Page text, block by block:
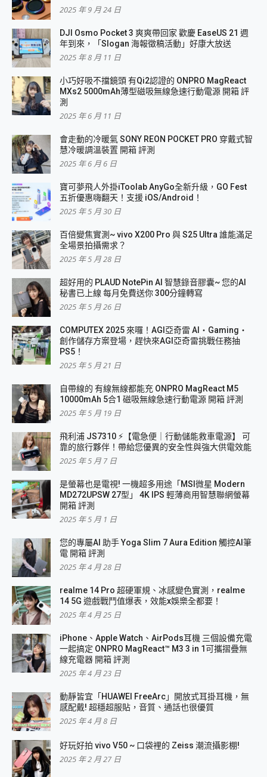
2025 年 9 月 24 日
DJI Osmo Pocket 3 爽爽帶回家 歡慶 EaseUS 21 週
年到來，「Slogan 海報徵稿活動」好康大放送
2025 年 8 月 11 日
小巧好吸不擋鏡頭 有Qi2認證的 ONPRO MagReact
MXs2 5000mAh薄型磁吸無線急速行動電源 開箱 評
測
2025 年 6 月 11 日
會走動的冷暖氣 SONY REON POCKET PRO 穿戴式智
慧冷暖調溫裝置 開箱 評測
2025 年 6 月 6 日
寶可夢飛人外掛iToolab AnyGo全新升級，GO Fest
五折優惠嗨翻天！支援 iOS/Android！
2025 年 5 月 30 日
百倍變焦實測~ vivo X200 Pro 與 S25 Ultra 誰能滿足
全場景拍攝需求？
2025 年 5 月 28 日
超好用的 PLAUD NotePin AI 智慧錄音膠囊~ 您的AI
秘書已上線 每月免費送你 300分鐘轉寫
2025 年 5 月 26 日
COMPUTEX 2025 來囉！AGI亞奇雷 AI・Gaming・
創作儲存方案登場，趕快來AGI亞奇雷挑戰任務抽
PS5！
2025 年 5 月 21 日
自帶線的 有線無線都能充 ONPRO MagReact M5
10000mAh 5合1 磁吸無線急速行動電源 開箱 評測
2025 年 5 月 19 日
飛利浦 JS7310 ⚡【電急便｜行動儲能救車電源】 可
靠的旅行夥伴！帶給您優異的安全性與強大供電效能
2025 年 5 月 7 日
是螢幕也是電視! 一機超多用途「MSI微星 Modern
MD272UPSW 27型」 4K IPS 輕薄商用智慧聯網螢幕
開箱 評測
2025 年 5 月 1 日
您的專屬AI 助手 Yoga Slim 7 Aura Edition 觸控AI筆
電 開箱 評測
2025 年 4 月 28 日
realme 14 Pro 超硬軍規、冰感變色實測，realme
14 5G 遊戲戰鬥值爆表，效能x娛樂全都要！
2025 年 4 月 25 日
iPhone、Apple Watch、AirPods耳機 三個設備充電
一起搞定 ONPRO MagReact™ M3 3 in 1可攜摺疊無
線充電器 開箱 評測
2025 年 4 月 23 日
動靜皆宜「HUAWEI FreeArc」開放式耳掛耳機，無
感配戴! 超穩超服貼，音質、通話也很優質
2025 年 4 月 8 日
好玩好拍 vivo V50 ~ 口袋裡的 Zeiss 潮流攝影棚!
2025 年 2 月 27 日